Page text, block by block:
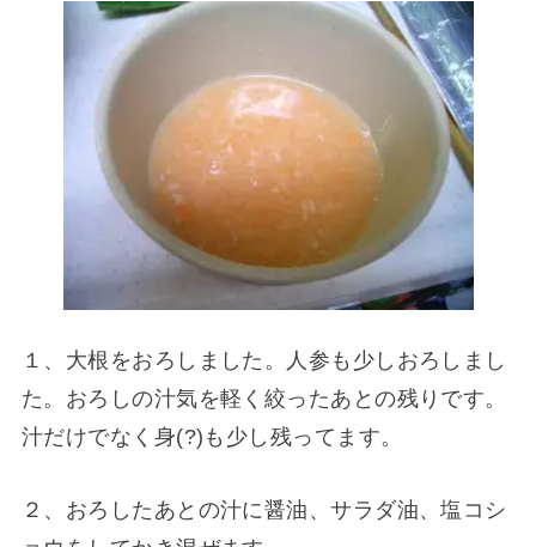
１、大根をおろしました。人参も少しおろしまし
た。おろしの汁気を軽く絞ったあとの残りです。
汁だけでなく身(?)も少し残ってます。
２、おろしたあとの汁に醤油、サラダ油、塩コシ